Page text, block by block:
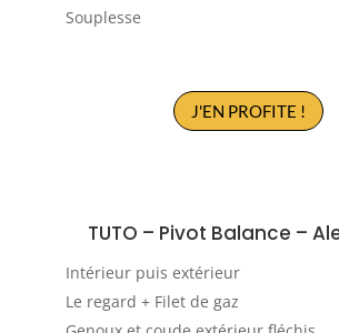
Souplesse
J'EN PROFITE !
TUTO – Pivot Balance –
Intérieur puis extérieur
Le regard + Filet de gaz